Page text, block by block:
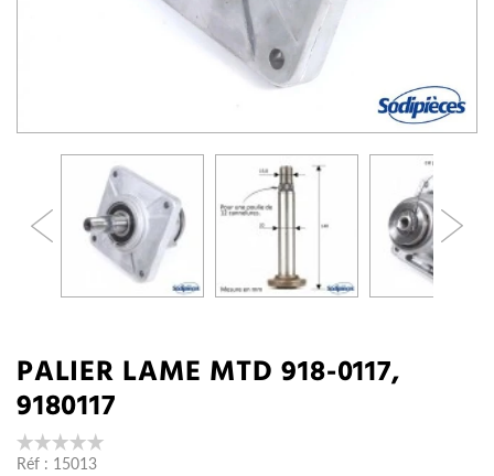
PALIER LAME MTD 918-0117,
9180117
Réf : 15013